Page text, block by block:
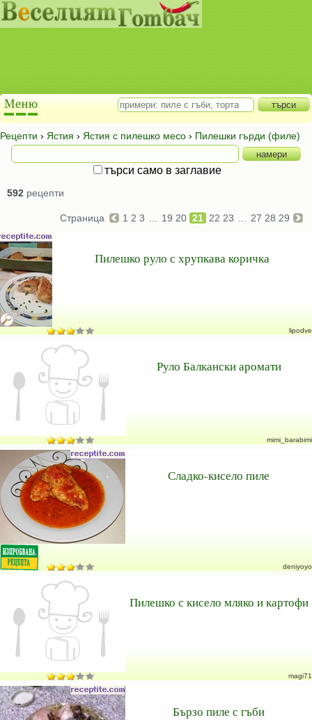
Рецепти › Ястия › Ястия с пилешко месо › Пилешки гърди (филе)
търси само в заглавие
592 рецепти
Страница 1 2 3 19 20 21 22 23 27 28 29
Пилешко руло с хрупкава коричка
lipodve
Руло Балкански аромати
mimi_barabimi
Сладко-кисело пиле
deniyoyo
Пилешко с кисело мляко и картофи
magi71
Бързо пиле с гъби